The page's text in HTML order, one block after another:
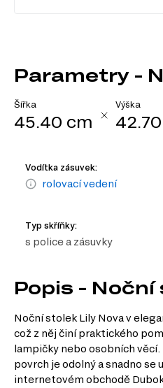
Parametry -
Šířka
45.40 cm
Výška
Vodítka zásuvek:
rolovací vedení
Typ skříňky:
s police a zásuvky
Popis - Noční
Noční stolek Lily Nova v
což z něj činí praktického
lampičky nebo osobních
povrch je odolný a snadno
internetovém obchodě